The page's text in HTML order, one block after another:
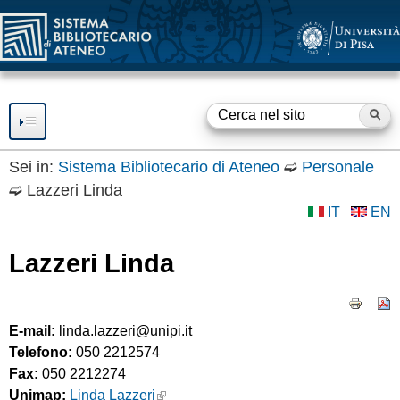
Salta
al
contenuto
SBA
F
o
RISORSE
Consultazione
Accesso a Risorse
Elettroniche
Servizio
Fornitura documenti
SBA
OPEN ACCESS
OPEN ACCESS e
Sei in: Sistema Bibliotecario di Ateneo ➫ Personale
➫ Lazzeri Linda
IT EN
Lazzeri Linda
E-mail: linda.lazzeri@unipi.it
Telefono: 050 2212574
Fax: 050 2212274
Unimap: Linda Lazzeri